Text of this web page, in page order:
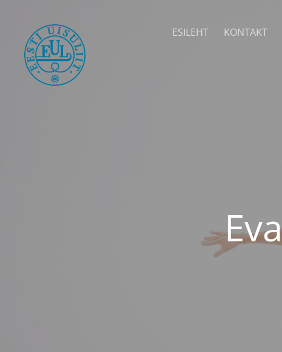
ESILEHT KONTAKT